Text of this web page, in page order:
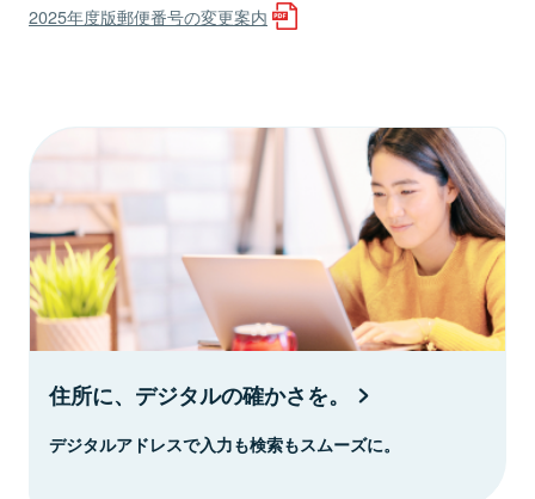
2025年度版郵便番号の変更案内
住所に、デジタルの確かさを。
デジタルアドレスで入力も検索もスムーズに。